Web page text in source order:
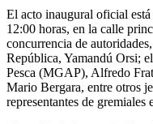
El acto inaugural oficial está
12:00 horas, en la calle
concurrencia de
República, Yamandú Orsi;
Pesca (MGAP), Alfredo
Mario Bergara, entre otros
representantes de